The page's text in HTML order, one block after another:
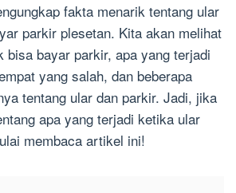
fakta menarik tentang ular
parkir plesetan. Kita akan melihat
bisa bayar parkir, apa yang terjadi
yang salah, dan beberapa
tentang ular dan parkir. Jadi, jika
apa yang terjadi ketika ular
membaca artikel ini!